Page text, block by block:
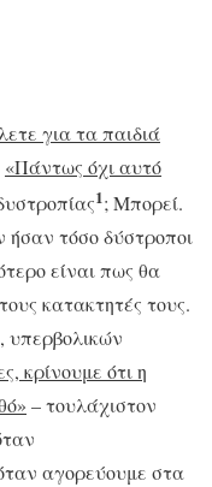
για τα παιδιά
«Πάντως όχι αυτό
1; Μπορεί.
τόσο δύστροποι
είναι πως θα
κατακτητές τους.
υπερβολικών
κρίνουμε ότι η
– τουλάχιστον
αγορεύουμε στα